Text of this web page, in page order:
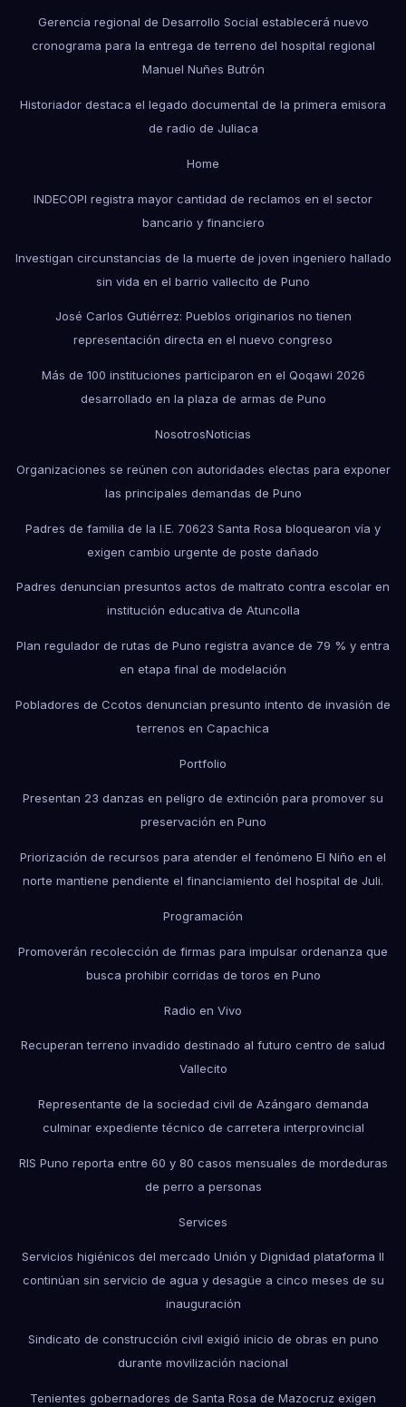
Gerencia regional de Desarrollo Social establecerá nuevo
cronograma para la entrega de terreno del hospital regional
Manuel Nuñes Butrón
Historiador destaca el legado documental de la primera emisora
de radio de Juliaca
Home
INDECOPI registra mayor cantidad de reclamos en el sector
bancario y financiero
Investigan circunstancias de la muerte de joven ingeniero hallado
sin vida en el barrio vallecito de Puno
José Carlos Gutiérrez: Pueblos originarios no tienen
representación directa en el nuevo congreso
Más de 100 instituciones participaron en el Qoqawi 2026
desarrollado en la plaza de armas de Puno
NosotrosNoticias
Organizaciones se reúnen con autoridades electas para exponer
las principales demandas de Puno
Padres de familia de la I.E. 70623 Santa Rosa bloquearon vía y
exigen cambio urgente de poste dañado
Padres denuncian presuntos actos de maltrato contra escolar en
institución educativa de Atuncolla
Plan regulador de rutas de Puno registra avance de 79 % y entra
en etapa final de modelación
Pobladores de Ccotos denuncian presunto intento de invasión de
terrenos en Capachica
Portfolio
Presentan 23 danzas en peligro de extinción para promover su
preservación en Puno
Priorización de recursos para atender el fenómeno El Niño en el
norte mantiene pendiente el financiamiento del hospital de Juli.
Programación
Promoverán recolección de firmas para impulsar ordenanza que
busca prohibir corridas de toros en Puno
Radio en Vivo
Recuperan terreno invadido destinado al futuro centro de salud
Vallecito
Representante de la sociedad civil de Azángaro demanda
culminar expediente técnico de carretera interprovincial
RIS Puno reporta entre 60 y 80 casos mensuales de mordeduras
de perro a personas
Services
Servicios higiénicos del mercado Unión y Dignidad plataforma II
continúan sin servicio de agua y desagüe a cinco meses de su
inauguración
Sindicato de construcción civil exigió inicio de obras en puno
durante movilización nacional
Tenientes gobernadores de Santa Rosa de Mazocruz exigen